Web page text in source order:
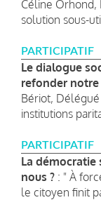
Céline Orhond,
solution sous-
PARTICIPATIF
Le dialogue
refonder
Bériot,
institutions
PARTICIPATIF
La démocratie
nous ? : " À
le citoyen finit